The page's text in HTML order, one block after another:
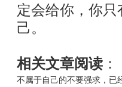
定会给你，你
己。
相关文章阅读 ：
不属于自己的不要强求，已